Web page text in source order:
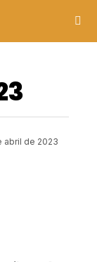
abril de 2023